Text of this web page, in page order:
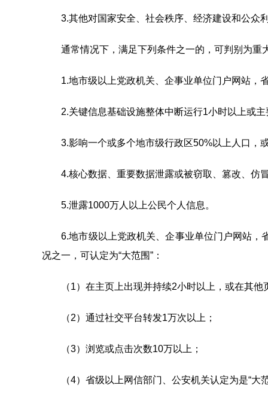
3.其他对国家安全、社会秩序、经济建设和公众
通常情况下，满足下列条件之一的，可判别为重
1.地市级以上党政机关、企事业单位门户网站，
2.关键信息基础设施整体中断运行1小时以上或主
3.影响一个或多个地市级行政区50%以上人口，或
4.核心数据、重要数据泄露或被窃取、篡改、仿
5.泄露1000万人以上公民个人信息。
6.地市级以上党政机关、企事业单位门户网站，
况之一，可认定为“大范围”：
（1）在主页上出现并持续2小时以上，或在其他
（2）通过社交平台转发1万次以上；
（3）浏览或点击次数10万以上；
（4）省级以上网信部门、公安机关认定为是“大